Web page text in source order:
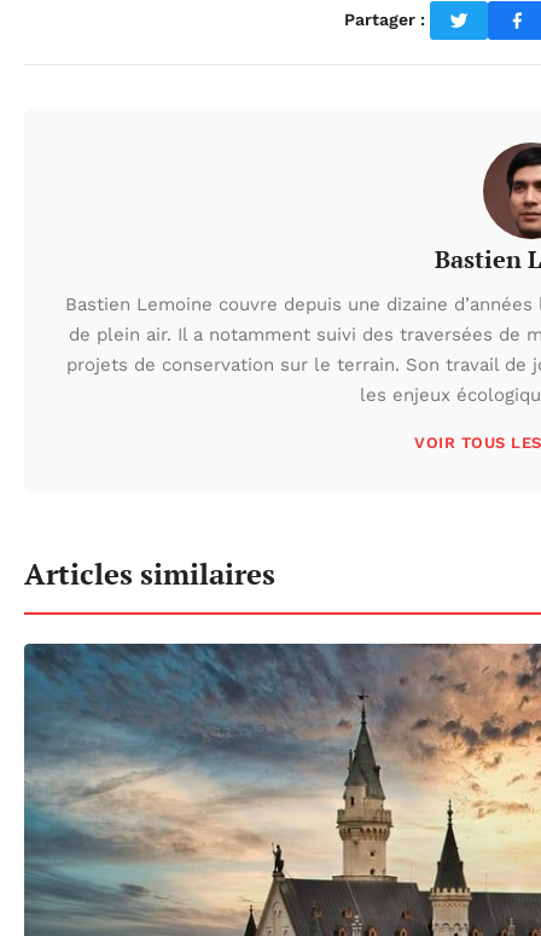
Partager :
Bastien
Bastien Lemoine couvre depuis une dizaine
de plein air. Il a notamment suivi des traversées de
projets de conservation sur le terrain. Son travail de
les enjeux
VOIR TOUS
Articles similaires